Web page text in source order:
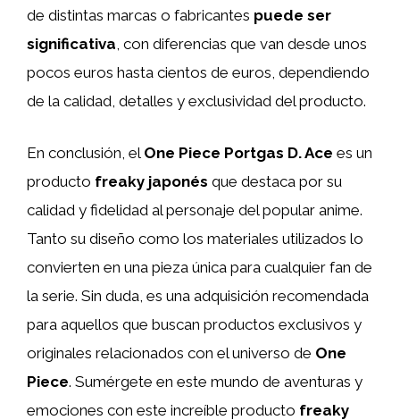
de distintas marcas o fabricantes puede ser
significativa, con diferencias que van desde unos
pocos euros hasta cientos de euros, dependiendo
de la calidad, detalles y exclusividad del producto.
En conclusión, el One Piece Portgas D. Ace es un
producto freaky japonés que destaca por su
calidad y fidelidad al personaje del popular anime.
Tanto su diseño como los materiales utilizados lo
convierten en una pieza única para cualquier fan de
la serie. Sin duda, es una adquisición recomendada
para aquellos que buscan productos exclusivos y
originales relacionados con el universo de One
Piece. Sumérgete en este mundo de aventuras y
emociones con este increíble producto freaky